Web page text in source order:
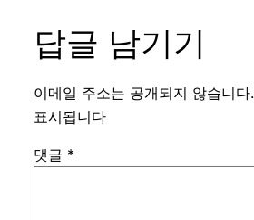
답글 남기기
이메일 주소는 공개되지 않습니다.
표시됩니다
댓글 *